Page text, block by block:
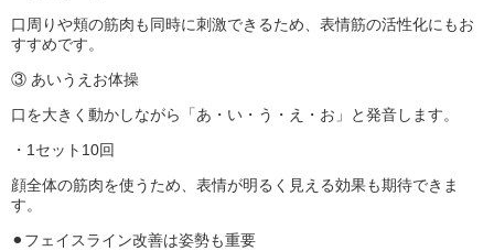
口周りや頬の筋肉も同時に刺激できるため、表情筋の活性化にもお
すすめです。
③ あいうえお体操
口を大きく動かしながら「あ・い・う・え・お」と発音します。
・1セット10回
顔全体の筋肉を使うため、表情が明るく見える効果も期待できま
す。
⚫︎フェイスライン改善は姿勢も重要